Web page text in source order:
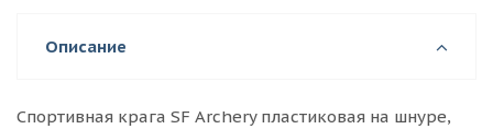
Описание
Спортивная крага SF Archery пластиковая на шнуре,